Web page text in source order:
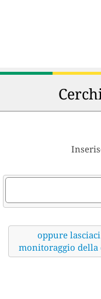
oppure
monitoraggio